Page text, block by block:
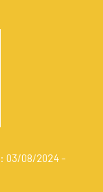
: 03/08/2024 -